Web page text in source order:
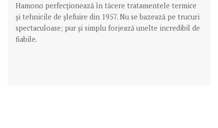
Hamono perfecționează în tăcere tratamentele termice
și tehnicile de șlefuire din 1957. Nu se bazează pe trucuri
spectaculoase; pur și simplu forjează unelte incredibil de
fiabile.